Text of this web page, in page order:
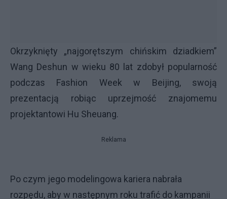
Okrzyknięty „najgorętszym chińskim dziadkiem”
Wang Deshun w wieku 80 lat zdobył popularność
podczas Fashion Week w Beijing, swoją
prezentacją robiąc uprzejmość znajomemu
projektantowi Hu Sheuang.
Reklama
Po czym jego modelingowa kariera nabrała
rozpędu, aby w następnym roku trafić do kampanii